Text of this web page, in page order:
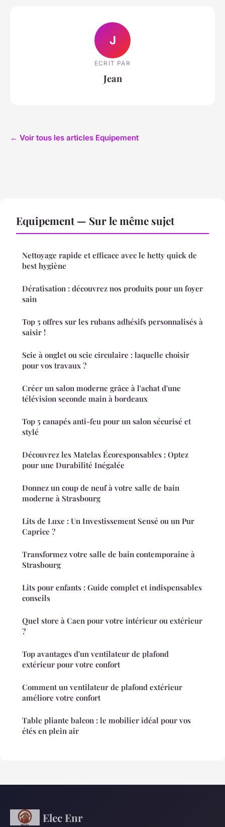
J
ECRIT PAR
Jean
← Voir tous les articles Equipement
Equipement — Sur le même sujet
Nettoyage rapide et efficace avec le hetty quick de
best hygiène
Dératisation : découvrez nos produits pour un foyer
sain
Top 5 offres sur les rubans adhésifs personnalisés à
saisir !
Scie à onglet ou scie circulaire : laquelle choisir
pour vos travaux ?
Créer un salon moderne grâce à l'achat d'une
télévision seconde main à bordeaux
Top 5 canapés anti-feu pour un salon sécurisé et
stylé
Découvrez les Matelas Écoresponsables : Optez
pour une Durabilité Inégalée
Donnez un coup de neuf à votre salle de bain
moderne à Strasbourg
Lits de Luxe : Un Investissement Sensé ou un Pur
Caprice ?
Transformez votre salle de bain contemporaine à
Strasbourg
Lits pour enfants : Guide complet et indispensables
conseils
Quel store à Caen pour votre intérieur ou extérieur
?
Top avantages d'un ventilateur de plafond
extérieur pour votre confort
Comment un ventilateur de plafond extérieur
améliore votre confort
Table pliante balcon : le mobilier idéal pour vos
étés en plein air
Elec Enr